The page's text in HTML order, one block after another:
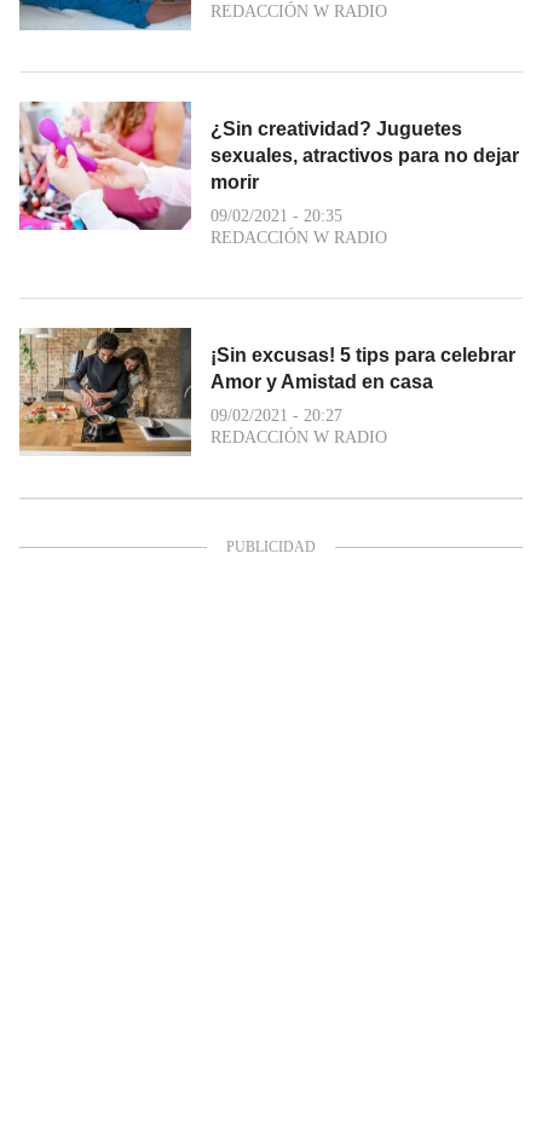
REDACCIÓN W RADIO
¿Sin creatividad? Juguetes
sexuales, atractivos para no dejar
morir
09/02/2021 - 20:35
REDACCIÓN W RADIO
¡Sin excusas! 5 tips para celebrar
Amor y Amistad en casa
09/02/2021 - 20:27
REDACCIÓN W RADIO